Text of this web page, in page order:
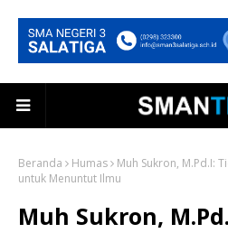
Beranda Humas
Muh Sukron, M.Pd.I:
untuk Menuntut Ilmu
Muh Sukron,